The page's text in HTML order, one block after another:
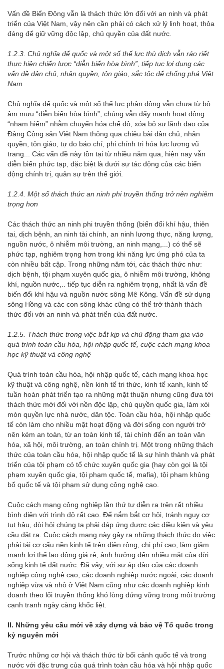
Vấn đề Biển Đông vẫn là thách thức lớn đối với an ninh và phát
triển của Việt Nam, vậy nên cần phải có cách xử lý linh hoạt, thỏa
đáng để giữ vững độc lập, chủ quyền của đất nước.
1.2.3. Chủ nghĩa đế quốc và một số thế lực thù địch vẫn ráo riết
thực hiện chiến lược “diễn biến hòa bình”, tiếp tục lợi dụng các
vấn đề dân chủ, nhân quyền, tôn giáo, sắc tộc để chống phá Việt
Nam
Chủ nghĩa đế quốc và một số thế lực phản động vẫn chưa từ bỏ
âm mưu “diễn biến hòa bình”, chúng vẫn đẩy mạnh hoạt động
“nham hiểm” nhằm chuyển hóa chế độ, xóa bỏ sự lãnh đạo của
Đảng Cộng sản Việt Nam thông qua chiêu bài dân chủ, nhân
quyền, tôn giáo, tự do báo chí, phi chính trị hóa lực lượng vũ
trang... Các vấn đề này tồn tại từ nhiều năm qua, hiện nay vẫn
diễn biến phức tạp, đặc biệt là dưới sự tác động của các biến
động chính trị, quân sự trên thế giới.
1.2.4. Một số thách thức an ninh phi truyền thống trở nên nghiêm
trọng hơn
Các thách thức an ninh phi truyền thống (biến đổi khí hậu, thiên
tai, dịch bệnh, an ninh tài chính, an ninh lương thực, năng lượng,
nguồn nước, ô nhiễm môi trường, an ninh mạng,...) có thể sẽ
phức tạp, nghiêm trọng hơn trong khi năng lực ứng phó của ta
còn nhiều bất cập. Trong những năm tới, các thách thức như:
dịch bệnh, tội phạm xuyên quốc gia, ô nhiễm môi trường, không
khí, nguồn nước,.. tiếp tục diễn ra nghiêm trọng, nhất là vấn đề
biến đổi khí hậu và nguồn nước sông Mê Kông. Vấn đề sử dụng
sông Hồng và các con sông khác cũng có thể trở thành thách
thức đối với an ninh và phát triển của đất nước.
1 .2.5 Thách thức trong việc bắt kịp và chủ động tham gia vào
quá trình toàn cầu hóa, hội nhập quốc tế, cuộc cách mạng khoa
học kỹ thuật và công nghệ
Quá trình toàn cầu hóa, hội nhập quốc tế, cách mạng khoa học
kỹ thuật và công nghệ, nền kinh tế tri thức, kinh tế xanh, kinh tế
tuần hoàn phát triển tạo ra những mặt thuận nhưng cũng đưa tới
thách thức mới đối với nền độc lập, chủ quyền quốc gia, làm xói
mòn quyền lực nhà nước, dân tộc. Toàn cầu hóa, hội nhập quốc
tế còn làm cho nhiều mặt hoạt động và đời sống con người trở
nên kém an toàn, từ an toàn kinh tế, tài chính đến an toàn văn
hóa, xã hội, môi trường, an toàn chính trị. Một trong những thách
thức của toàn cầu hóa, hội nhập quốc tế là sự hình thành và phát
triển của tội phạm có tổ chức xuyên quốc gia (hay còn gọi là tội
phạm xuyên quốc gia, tội phạm quốc tế, mafia), tội phạm khủng
bố quốc tế và tội phạm sử dụng công nghệ cao.
Cuộc cách mạng công nghiệp lần thứ tư diễn ra trên rất nhiều
bình diện với trình độ rất cao. Để nắm bắt cơ hội, tránh nguy cơ
tụt hậu, đòi hỏi chúng ta phải đáp ứng được các điều kiện và yêu
cầu đặt ra. Cuộc cách mạng này gây ra những thách thức do việc
phải tái cơ cấu nền kinh tế trên diện rộng, chi phí cao, làm giảm
mạnh lợi thế lao động giá rẻ, ảnh hưởng đến nhiều mặt của đời
sống kinh tế đất nước. Đã vậy, với sự áp đảo của các doanh
nghiệp công nghệ cao, các doanh nghiệp nước ngoài, các doanh
nghiệp vừa và nhỏ ở Việt Nam cũng như các doanh nghiệp kinh
doanh theo lối truyền thống khó lòng đứng vững trong môi trường
cạnh tranh ngày càng khốc liệt.
II. Những yêu cầu mới về xây dựng và bảo vệ Tổ quốc trong
kỷ nguyên mới
Trước những cơ hội và thách thức từ bối cảnh quốc tế và trong
nước với đặc trưng của quá trình toàn cầu hóa và hội nhập quốc